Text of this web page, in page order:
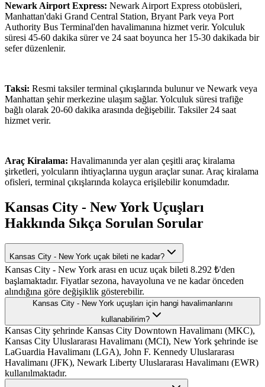
Newark Airport Express: Newark Airport Express otobüsleri,
Manhattan'daki Grand Central Station, Bryant Park veya Port
Authority Bus Terminal'den havalimanına hizmet verir. Yolculuk
süresi 45-60 dakika sürer ve 24 saat boyunca her 15-30 dakikada bir
sefer düzenlenir.
Taksi: Resmi taksiler terminal çıkışlarında bulunur ve Newark veya
Manhattan şehir merkezine ulaşım sağlar. Yolculuk süresi trafiğe
bağlı olarak 20-60 dakika arasında değişebilir. Taksiler 24 saat
hizmet verir.
Araç Kiralama: Havalimanında yer alan çeşitli araç kiralama
şirketleri, yolcuların ihtiyaçlarına uygun araçlar sunar. Araç kiralama
ofisleri, terminal çıkışlarında kolayca erişilebilir konumdadır.
Kansas City - New York Uçuşları
Hakkında Sıkça Sorulan Sorular
Kansas City - New York uçak bileti ne kadar?
Kansas City - New York arası en ucuz uçak bileti 8.292 ₺'den
başlamaktadır. Fiyatlar sezona, havayoluna ve ne kadar önceden
alındığına göre değişiklik gösterebilir.
Kansas City - New York uçuşları için hangi havalimanlarını
kullanabilirim?
Kansas City şehrinde Kansas City Downtown Havalimanı (MKC),
Kansas City Uluslararası Havalimanı (MCI), New York şehrinde ise
LaGuardia Havalimanı (LGA), John F. Kennedy Uluslararası
Havalimanı (JFK), Newark Liberty Uluslararası Havalimanı (EWR)
kullanılmaktadır.